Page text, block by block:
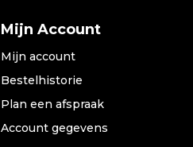
Mijn Account
Mijn account
Bestelhistorie
Plan een afspraak
Account gegevens